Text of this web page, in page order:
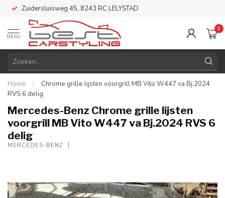
Zuidersluisweg 45, 8243 RC LELYSTAD
MENU
0
Home /
Chrome grille lijsten voorgrill MB Vito W447 va Bj.2024
RVS 6 delig
Mercedes-Benz Chrome grille lijsten
voorgrill MB Vito W447 va Bj.2024 RVS 6
delig
MERCEDES-BENZ